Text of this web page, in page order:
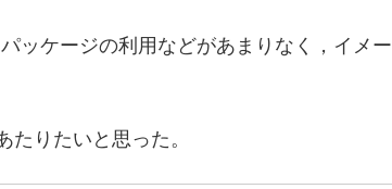
ッケージの利用などがあまりなく，イメー
りたいと思った。